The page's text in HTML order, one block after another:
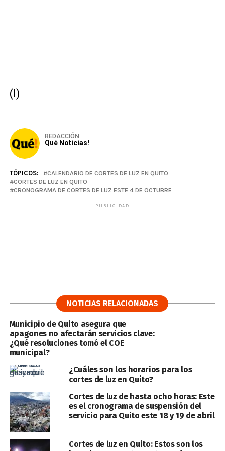
(I)
REDACCIÓN
Qué Noticias!
TÓPICOS:
CALENDARIO DE CORTES DE LUZ EN QUITO
CORTES DE LUZ EN QUITO
CRONOGRAMA DE CORTES DE LUZ ESTE 4 DE OCTUBRE
PUBLICIDAD
NOTICIAS RELACIONADAS
Municipio de Quito asegura que
apagones no afectarán servicios clave:
¿Qué resoluciones tomó el COE
municipal?
¿Cuáles son los horarios para los
cortes de luz en Quito?
Cortes de luz de hasta ocho horas: Este
es el cronograma de suspensión del
servicio para Quito este 18 y 19 de abril
Cortes de luz en Quito: Estos son los